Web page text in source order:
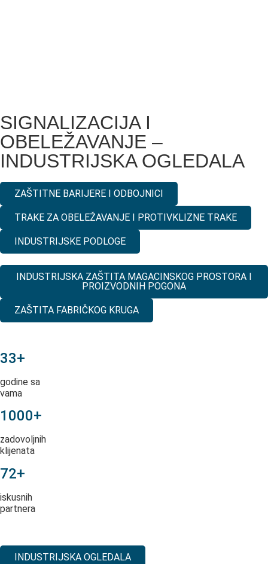
SIGNALIZACIJA I
OBELEŽAVANJE –
INDUSTRIJSKA OGLEDALA
ZAŠTITNE BARIJERE I ODBOJNICI
TRAKE ZA OBELEŽAVANJE I PROTIVKLIZNE TRAKE
INDUSTRIJSKE PODLOGE
INDUSTRIJSKA ZAŠTITA MAGACINSKOG PROSTORA I
PROIZVODNIH POGONA
ZAŠTITA FABRIČKOG KRUGA
33+
godine sa
vama
1000+
zadovoljnih
klijenata
72+
iskusnih
partnera
INDUSTRIJSKA OGLEDALA